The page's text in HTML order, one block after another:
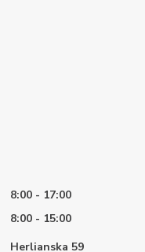
8:00 - 17:00
8:00 - 15:00
Herlianska 59